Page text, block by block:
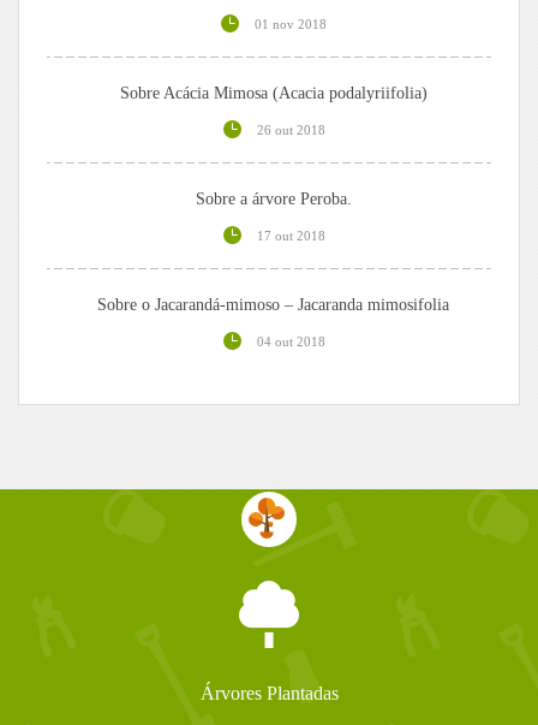
01 nov 2018
Sobre Acácia Mimosa (Acacia podalyriifolia)
26 out 2018
Sobre a árvore Peroba.
17 out 2018
Sobre o Jacarandá-mimoso – Jacaranda mimosifolia
04 out 2018
Árvores Plantadas